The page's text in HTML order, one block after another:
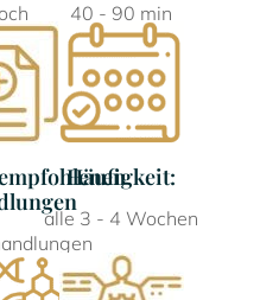
40 - 90 min
Häufigkeit:
alle 3 - 4 Wochen